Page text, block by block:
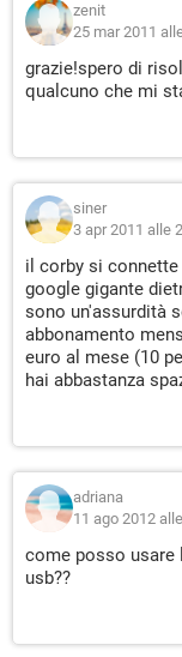
zenit
25 mar 2011
grazie!spero di
qualcuno che mi
siner
3 apr 2011 alle
il corby si
google gigante
sono un'assurdità
abbonamento
euro al mese (10
hai abbastanza
adriana
11 ago 2012
come posso
usb??